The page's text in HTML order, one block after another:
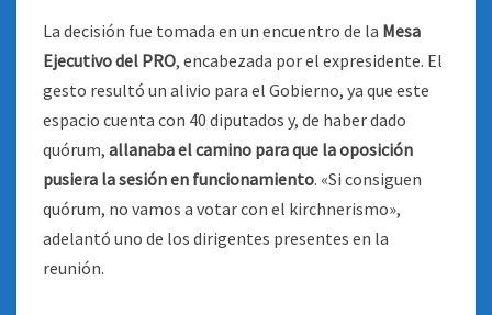
La decisión fue tomada en un encuentro de la Mesa
Ejecutivo del PRO, encabezada por el expresidente. El
gesto resultó un alivio para el Gobierno, ya que este
espacio cuenta con 40 diputados y, de haber dado
quórum, allanaba el camino para que la oposición
pusiera la sesión en funcionamiento. «Si consiguen
quórum, no vamos a votar con el kirchnerismo»,
adelantó uno de los dirigentes presentes en la
reunión.